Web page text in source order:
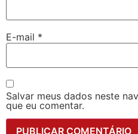
E-mail *
Salvar meus dados neste
que eu comentar.